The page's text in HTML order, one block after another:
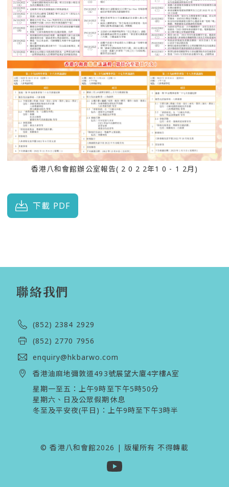
香港八和會館辦公室報告( 2 0 2 2年1 0 - 1 2月)
下載 PDF
聯絡我們
(852) 2384 2929
(852) 2770 7956
enquiry@hkbarwo.com
香港油麻地彌敦道493號展望大廈4字樓A室
星期一至五：上午9時至下午5時50分
星期六、日及公眾假期休息
冬至及平安夜(平日)：上午9時至下午3時半
© 香港八和會館2026 | 版權所有 不得轉載